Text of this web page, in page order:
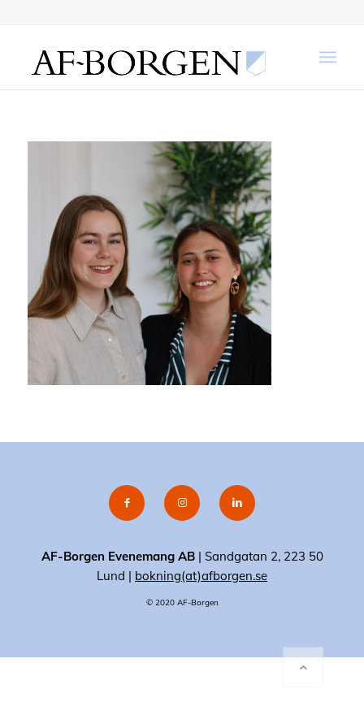
AF-Borgen Evenemang AB| Sandgatan 2, 223 50
Lund | bokning(at)afborgen.se
© 2020 AF-Borgen